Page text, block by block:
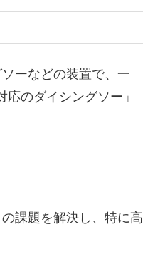
ーなどの装置で、一
のダイシングソー」
課題を解決し、特に高